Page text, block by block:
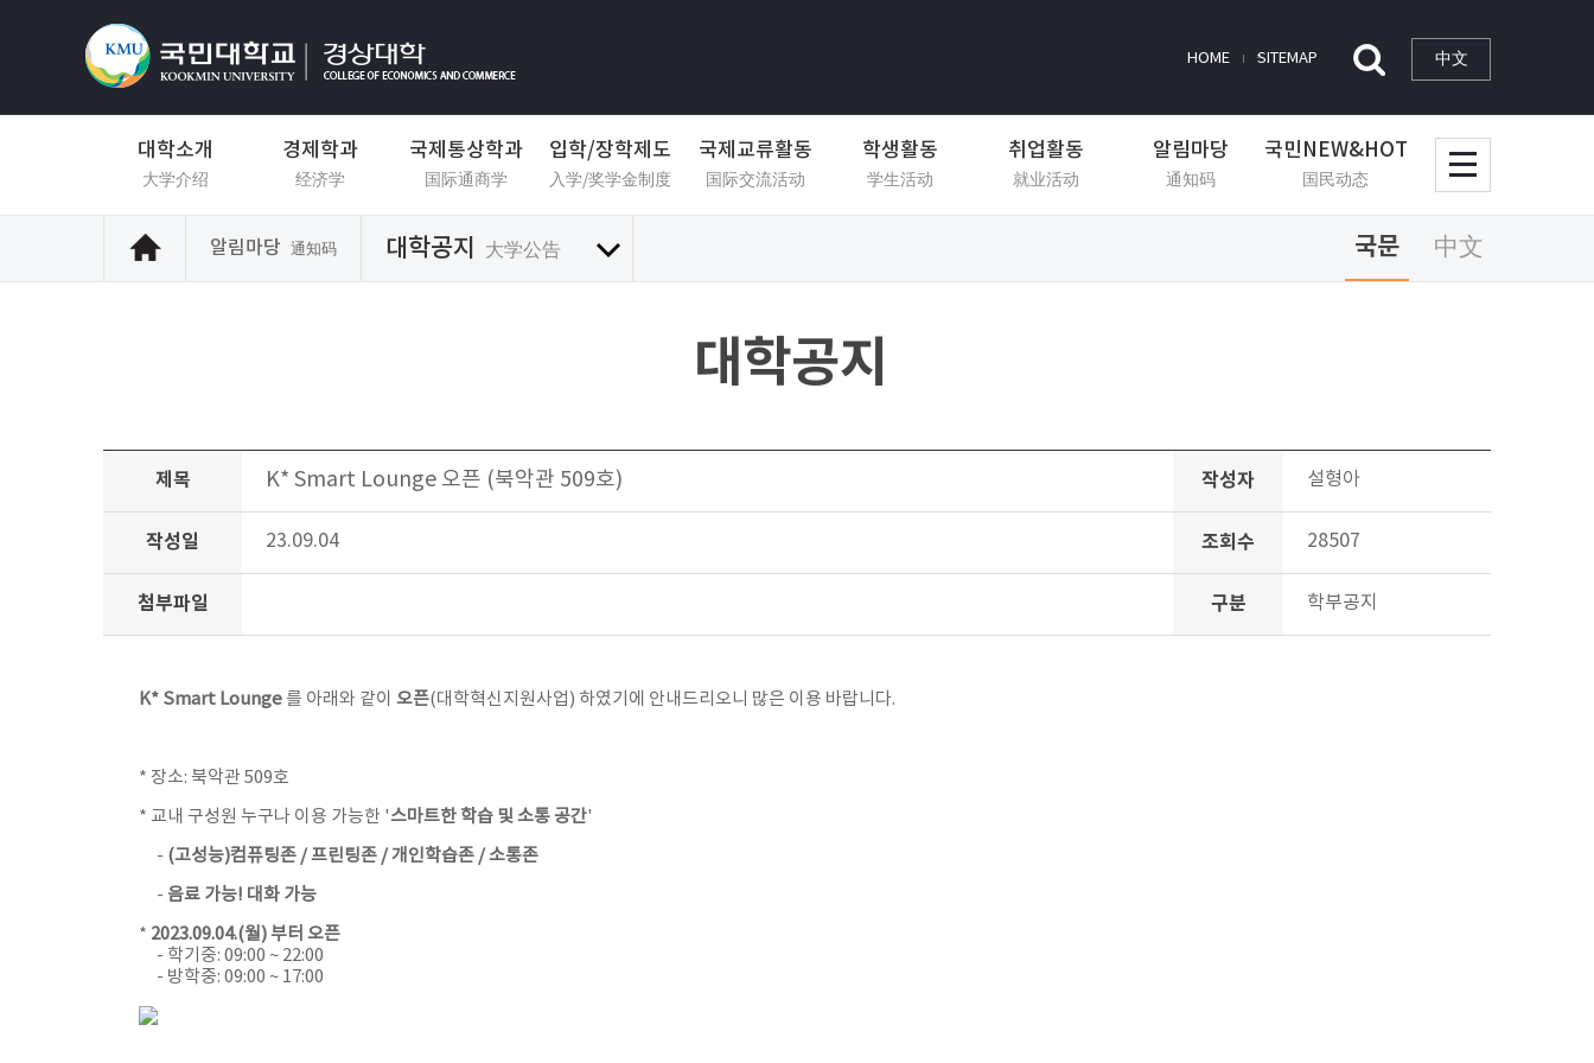
HOME SITEMAP 中文
대학소개
大学介绍
경제학과
经济学
국제통상학과
国际通商学
입학/장학제도
入学/奖学金制度
국제교류활동
国际交流活动
학생활동
学生活动
취업활동
就业活动
알림마당
通知码
국민NEW&HOT
国民动态
알림마당 通知码 대학공지 大学公告 국문 中文
대학공지
제목 K* Smart Lounge 오픈 (북악관 509호) 작성자 설형아
작성일 23.09.04 조회수 28507
첨부파일 구분 학부공지
K* Smart Lounge를 아래와 같이 오픈(대학혁신지원사업) 하였기에 안내드리오니 많은 이용 바랍니다.
* 장소: 북악관 509호
* 교내 구성원 누구나 이용 가능한 '스마트한 학습 및 소통 공간'
- (고성능)컴퓨팅존 / 프린팅존 / 개인학습존 / 소통존
- 음료 가능! 대화 가능
* 2023.09.04.(월) 부터 오픈
- 학기중: 09:00 ~ 22:00
- 방학중: 09:00 ~ 17:00